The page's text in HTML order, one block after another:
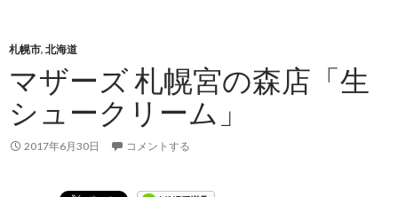
キ
プ
札幌市, 北海道
マザーズ 札幌宮の森店「生
シュークリーム」
2017年6月30日 コメントする